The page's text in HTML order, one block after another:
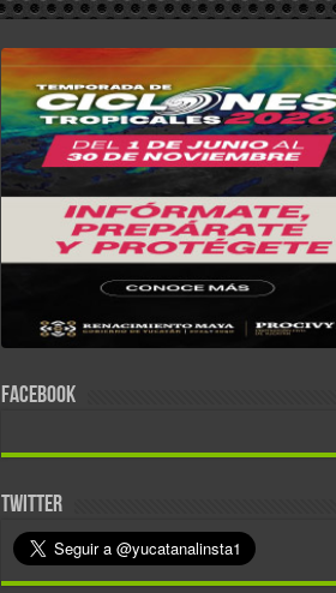
FACEBOOK
TWITTER